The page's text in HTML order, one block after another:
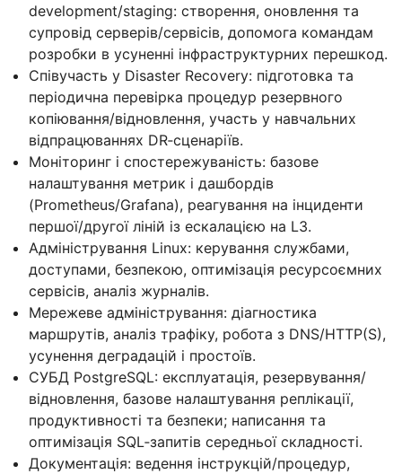
development/staging: створення, оновлення та
супровід серверів/сервісів, допомога командам
розробки в усуненні інфраструктурних перешкод.
Співучасть у Disaster Recovery: підготовка та
періодична перевірка процедур резервного
копіювання/відновлення, участь у навчальних
відпрацюваннях DR‑сценаріїв.
Моніторинг і спостережуваність: базове
налаштування метрик і дашбордів
(Prometheus/Grafana), реагування на інциденти
першої/другої ліній із ескалацією на L3.
Адміністрування Linux: керування службами,
доступами, безпекою, оптимізація ресурсоємних
сервісів, аналіз журналів.
Мережеве адміністрування: діагностика
маршрутів, аналіз трафіку, робота з DNS/HTTP(S),
усунення деградацій і простоїв.
СУБД PostgreSQL: експлуатація, резервування/
відновлення, базове налаштування реплікації,
продуктивності та безпеки; написання та
оптимізація SQL‑запитів середньої складності.
Документація: ведення інструкцій/процедур,